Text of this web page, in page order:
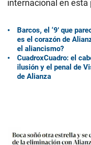
internacional en
Barcos, el ‘9′ que
es el corazón de
el aliancismo?
CuadroxCuadro: el
ilusión y el penal de
de Alianza